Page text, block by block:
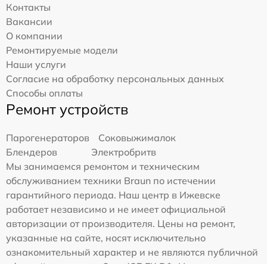
Контакты
Вакансии
О компании
Ремонтируемые модели
Наши услуги
Согласие на обработку персональных данных
Способы оплаты
Ремонт устройств
Парогенераторов
Соковыжималок
Блендеров
Электробритв
Мы занимаемся ремонтом и техническим
обслуживанием техники Braun по истечении
гарантийного периода. Наш центр в Ижевске
работает независимо и не имеет официальной
авторизации от производителя. Цены на ремонт,
указанные на сайте, носят исключительно
ознакомительный характер и не являются публичной